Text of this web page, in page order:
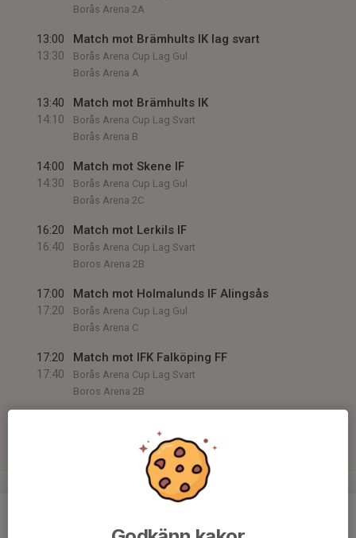
Borås Arena 2A
13:00
13:30
Match mot Brämhults IK lag svart
Borås Arena Cup Lag Gul
Borås Arena A
13:40
14:10
Match mot Brämhults IK
Borås Arena Cup Lag Svart
Borås Arena B
14:00
14:30
Match mot Skene IF
Borås Arena Cup Lag Gul
Borås Arena 2C
16:20
16:40
Match mot Lerkils IF
Borås Arena Cup Lag Svart
Boros Arena 2B
17:00
17:20
Match mot Holmalunds IF Alingsås
Borås Arena Cup Lag Gul
Borås Arena C
17:20
17:40
Match mot IFK Falköping FF
Borås Arena Cup Lag Svart
Boros Arena 2B
Borås Arena Cup Lag Gul
Borås Arena 2C
v.42